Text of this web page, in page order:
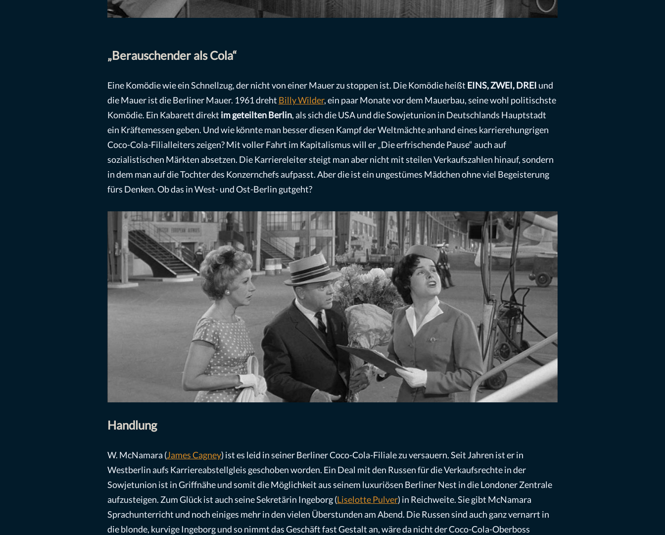
„Berauschender als Cola“
Eine Komödie wie ein Schnellzug, der nicht von einer Mauer zu stoppen ist. Die Komödie heißt EINS, ZWEI, DREI und
die Mauer ist die Berliner Mauer. 1961 dreht Billy Wilder, ein paar Monate vor dem Mauerbau, seine wohl politischste
Komödie. Ein Kabarett direkt im geteilten Berlin, als sich die USA und die Sowjetunion in Deutschlands Hauptstadt
ein Kräftemessen geben. Und wie könnte man besser diesen Kampf der Weltmächte anhand eines karrierehungrigen
Coco-Cola-Filialleiters zeigen? Mit voller Fahrt im Kapitalismus will er „Die erfrischende Pause“ auch auf
sozialistischen Märkten absetzen. Die Karriereleiter steigt man aber nicht mit steilen Verkaufszahlen hinauf, sondern
in dem man auf die Tochter des Konzernchefs aufpasst. Aber die ist ein ungestümes Mädchen ohne viel Begeisterung
fürs Denken. Ob das in West- und Ost-Berlin gutgeht?
Handlung
W. McNamara (James Cagney) ist es leid in seiner Berliner Coco-Cola-Filiale zu versauern. Seit Jahren ist er in
Westberlin aufs Karriereabstellgleis geschoben worden. Ein Deal mit den Russen für die Verkaufsrechte in der
Sowjetunion ist in Griffnähe und somit die Möglichkeit aus seinem luxuriösen Berliner Nest in die Londoner Zentrale
aufzusteigen. Zum Glück ist auch seine Sekretärin Ingeborg (Liselotte Pulver) in Reichweite. Sie gibt McNamara
Sprachunterricht und noch einiges mehr in den vielen Überstunden am Abend. Die Russen sind auch ganz vernarrt in
die blonde, kurvige Ingeborg und so nimmt das Geschäft fast Gestalt an, wäre da nicht der Coco-Cola-Oberboss